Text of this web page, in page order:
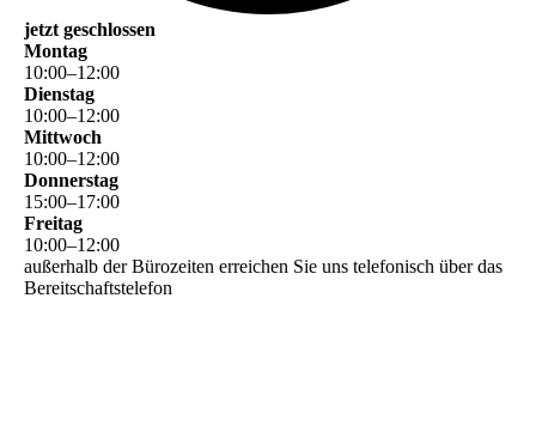
jetzt geschlossen
Montag
10:00–12:00
Dienstag
10:00–12:00
Mittwoch
10:00–12:00
Donnerstag
15:00–17:00
Freitag
10:00–12:00
außerhalb der Bürozeiten erreichen Sie uns telefonisch über das
Bereitschaftstelefon